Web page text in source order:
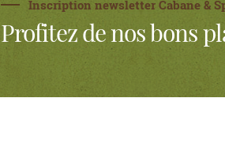
Inscription newsletter Cabane &
Profitez de nos bons